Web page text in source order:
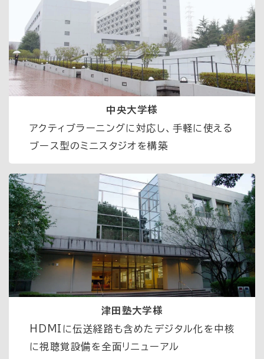
中央大学様
アクティブラーニングに対応し、手軽に使える
ブース型のミニスタジオを構築
津田塾大学様
HDMI に伝送経路も含めたデジタル化を中核
に視聴覚設備を全面リニューアル